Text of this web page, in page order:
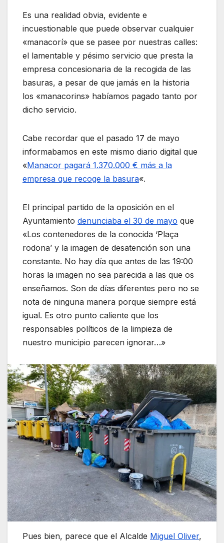
Es una realidad obvia, evidente e
incuestionable que puede observar cualquier
«manacorí» que se pasee por nuestras calles:
el lamentable y pésimo servicio que presta la
empresa concesionaria de la recogida de las
basuras, a pesar de que jamás en la historia
los «manacorins» habíamos pagado tanto por
dicho servicio.
Cabe recordar que el pasado 17 de mayo
informabamos en este mismo diario digital que
«Manacor pagará 1.370.000 € más a la
empresa que recoge la basura«.
El principal partido de la oposición en el
Ayuntamiento denunciaba el 30 de mayo que
«Los contenedores de la conocida ‘Plaça
rodona’ y la imagen de desatención son una
constante. No hay día que antes de las 19:00
horas la imagen no sea parecida a las que os
enseñamos. Son de días diferentes pero no se
nota de ninguna manera porque siempre está
igual. Es otro punto caliente que los
responsables políticos de la limpieza de
nuestro municipio parecen ignorar…»
Pues bien, parece que el Alcalde Miguel Oliver,